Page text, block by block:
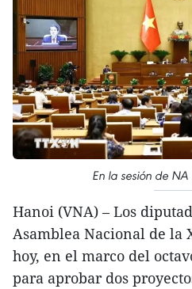
En la sesión de
Hanoi (VNA) – Los
Asamblea Nacional de la
hoy, en el marco del
para aprobar dos